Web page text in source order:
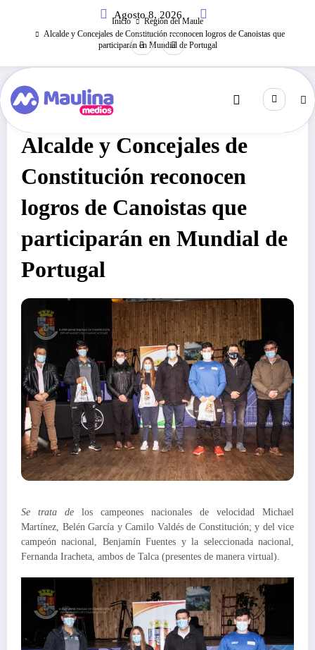
Agosto 8, 2026
Inicio
Región del Maule
Alcalde y Concejales de Constitución reconocen logros de Canoistas que
participarán en Mundial de Portugal
Región Del Maule
Alcalde y Concejales de
Constitución reconocen
logros de Canoistas que
participarán en Mundial de
Portugal
Se trata de los campeones nacionales de velocidad Michael
Martínez, Belén García y Camilo Valdés de Constitución; y del vice
campeón nacional, Benjamín Fuentes y la seleccionada nacional,
Fernanda Iracheta, ambos de Talca (presentes de manera virtual).